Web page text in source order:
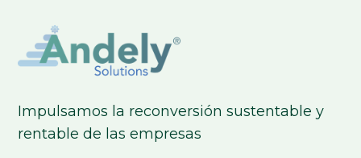
Impulsamos la reconversión sustentable y
rentable de las empresas